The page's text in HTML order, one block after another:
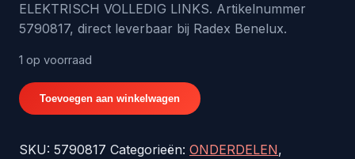
was:
is:
ELEKTRISCH VOLLEDIG LINKS. Artikelnummer
5790817, direct leverbaar bij Radex Benelux.
1 op voorraad
BUITENSPIEGEL
ELEKTRISCH
LINKS
Toevoegen aan winkelwagen
SKU: 5790817 Categorieën: ONDERDELEN,